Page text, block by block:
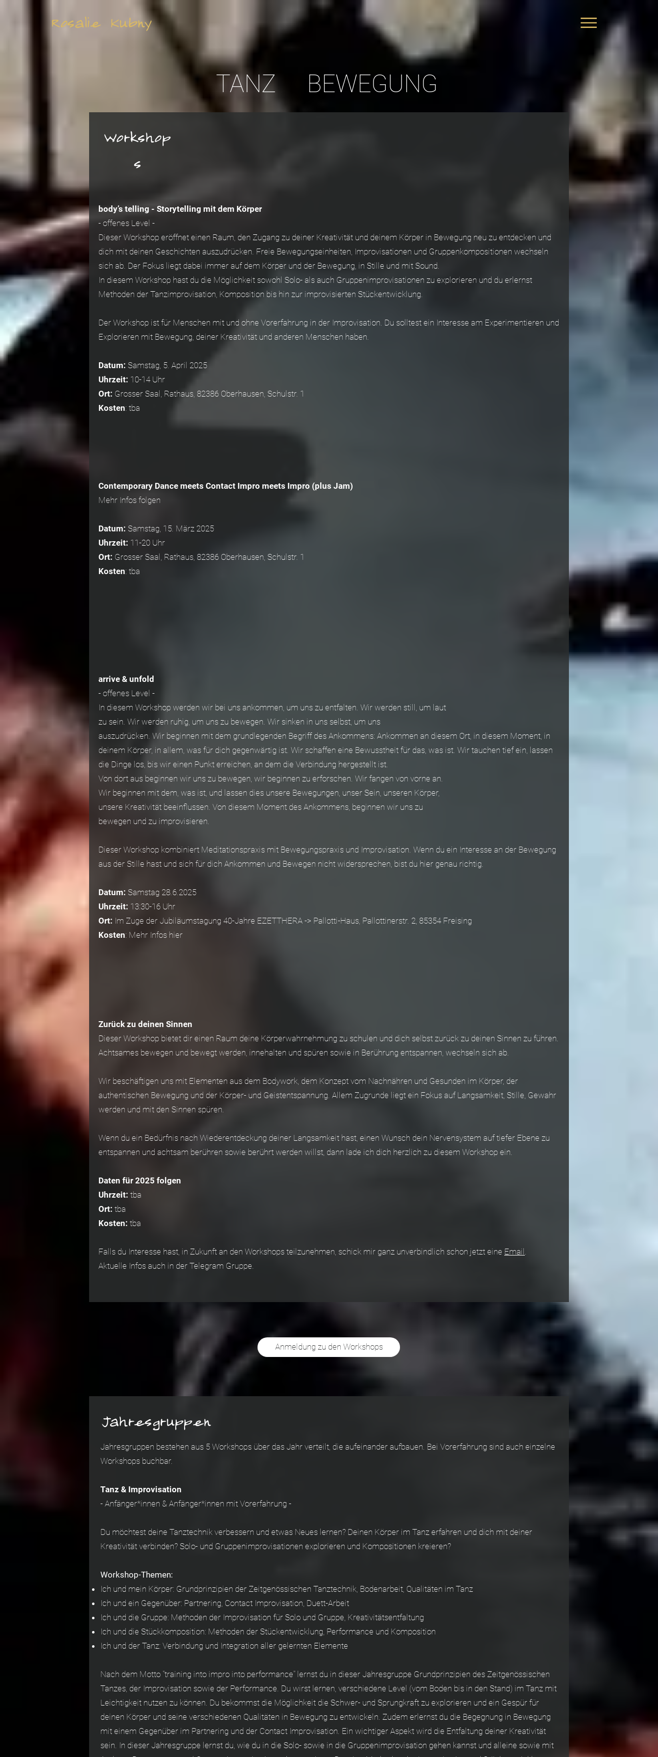
Rosalie Kubny
TANZ BEWEGUNG
Workshop
s
body’s telling - Storytelling mit dem Körper
- offenes Level -
Dieser Workshop eröffnet einen Raum, den Zugang zu deiner Kreativität und deinem Körper in Bewegung neu zu entdecken und
dich mit deinen Geschichten auszudrücken. Freie Bewegungseinheiten, Improvisationen und Gruppenkompositionen wechseln
sich ab. Der Fokus liegt dabei immer auf dem Körper und der Bewegung, in Stille und mit Sound.
In diesem Workshop hast du die Möglichkeit sowohl Solo- als auch Gruppenimprovisationen zu explorieren und du erlernst
Methoden der Tanzimprovisation, Komposition bis hin zur improvisierten Stückentwicklung.
Der Workshop ist für Menschen mit und ohne Vorerfahrung in der Improvisation. Du solltest ein Interesse am Experimentieren und
Explorieren mit Bewegung, deiner Kreativität und anderen Menschen haben.
Datum: Samstag, 5. April 2025
Uhrzeit: 10-14 Uhr
Ort: Grosser Saal, Rathaus, 82386 Oberhausen, Schulstr. 1
Kosten: tba
Contemporary Dance meets Contact Impro meets Impro (plus Jam)
Mehr Infos folgen
Datum: Samstag, 15. März 2025
Uhrzeit: 11-20 Uhr
Ort: Grosser Saal, Rathaus, 82386 Oberhausen, Schulstr. 1
Kosten: tba
arrive & unfold
- offenes Level -
In diesem Workshop werden wir bei uns ankommen, um uns zu entfalten. Wir werden still, um laut
zu sein. Wir werden ruhig, um uns zu bewegen. Wir sinken in uns selbst, um uns
auszudrücken. Wir beginnen mit dem grundlegenden Begriff des Ankommens: Ankommen an diesem Ort, in diesem Moment, in
deinem Körper, in allem, was für dich gegenwärtig ist. Wir schaffen eine Bewusstheit für das, was ist. Wir tauchen tief ein, lassen
die Dinge los, bis wir einen Punkt erreichen, an dem die Verbindung hergestellt ist.
Von dort aus beginnen wir uns zu bewegen, wir beginnen zu erforschen. Wir fangen von vorne an.
Wir beginnen mit dem, was ist, und lassen dies unsere Bewegungen, unser Sein, unseren Körper,
unsere Kreativität beeinflussen. Von diesem Moment des Ankommens, beginnen wir uns zu
bewegen und zu improvisieren.
Dieser Workshop kombiniert Meditationspraxis mit Bewegungspraxis und Improvisation. Wenn du ein Interesse an der Bewegung
aus der Stille hast und sich für dich Ankommen und Bewegen nicht widersprechen, bist du hier genau richtig.
Datum: Samstag 28.6.2025
Uhrzeit: 13:30-16 Uhr
Ort: Im Zuge der Jubiläumstagung 40-Jahre EZETTHERA -> Pallotti-Haus, Pallottinerstr. 2, 85354 Freising
Kosten: Mehr Infos hier
Zurück zu deinen Sinnen
Dieser Workshop bietet dir einen Raum deine Körperwahrnehmung zu schulen und dich selbst zurück zu deinen Sinnen zu führen.
Achtsames bewegen und bewegt werden, innehalten und spüren sowie in Berührung entspannen, wechseln sich ab.
Wir beschäftigen uns mit Elementen aus dem Bodywork, dem Konzept vom Nachnähren und Gesunden im Körper, der
authentischen Bewegung und der Körper- und Geistentspannung. Allem Zugrunde liegt ein Fokus auf Langsamkeit, Stille, Gewahr
werden und mit den Sinnen spüren.
Wenn du ein Bedürfnis nach Wiederentdeckung deiner Langsamkeit hast, einen Wunsch dein Nervensystem auf tiefer Ebene zu
entspannen und achtsam berühren sowie berührt werden willst, dann lade ich dich herzlich zu diesem Workshop ein.
Daten für 2025 folgen
Uhrzeit: tba
Ort: tba
Kosten: tba
Falls du Interesse hast, in Zukunft an den Workshops teilzunehmen, schick mir ganz unverbindlich schon jetzt eine Email .
Aktuelle Infos auch in der Telegram Gruppe.
Anmeldung zu den Workshops
Jahresgruppen
Jahresgruppen bestehen aus 5 Workshops über das Jahr verteilt, die aufeinander aufbauen. Bei Vorerfahrung sind auch einzelne
Workshops buchbar.
Tanz & Improvisation
- Anfänger*innen & Anfänger*innen mit Vorerfahrung -
Du möchtest deine Tanztechnik verbessern und etwas Neues lernen? Deinen Körper im Tanz erfahren und dich mit deiner
Kreativität verbinden? Solo- und Gruppenimprovisationen explorieren und Kompositionen kreieren?
Workshop-Themen:
Ich und mein Körper: Grundprinzipien der Zeitgenössischen Tanztechnik, Bodenarbeit, Qualitäten im Tanz
Ich und ein Gegenüber: Partnering, Contact Improvisation, Duett-Arbeit
Ich und die Gruppe: Methoden der Improvisation für Solo und Gruppe, Kreativitätsentfaltung
Ich und die Stückkomposition: Methoden der Stückentwicklung, Performance und Komposition
Ich und der Tanz: Verbindung und Integration aller gelernten Elemente
Nach dem Motto "training into impro into performance" lernst du in dieser Jahresgruppe Grundprinzipien des Zeitgenössischen
Tanzes, der Improvisation sowie der Performance. Du wirst lernen, verschiedene Level (vom Boden bis in den Stand) im Tanz mit
Leichtigkeit nutzen zu können. Du bekommst die Möglichkeit die Schwer- und Sprungkraft zu explorieren und ein Gespür für
deinen Körper und seine verschiedenen Qualitäten in Bewegung zu entwickeln. Zudem erlernst du die Begegnung in Bewegung
mit einem Gegenüber im Partnering und der Contact Improvisation. Ein wichtiger Aspekt wird die Entfaltung deiner Kreativität
sein. In dieser Jahresgruppe lernst du, wie du in die Solo- sowie in die Gruppenimprovisation gehen kannst und alleine sowie mit